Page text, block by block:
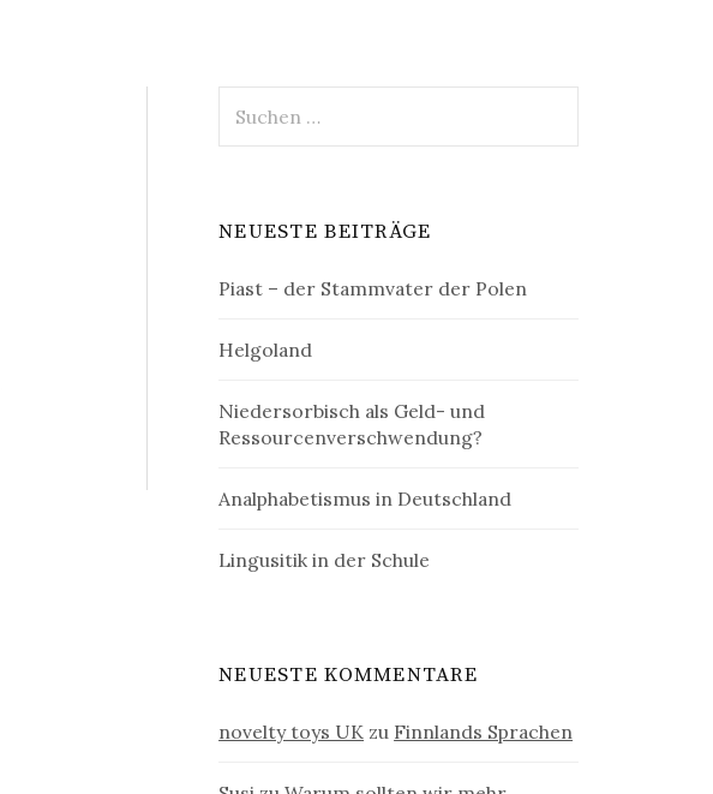
nach:
NEUESTE BEITRÄGE
Piast – der Stammvater der Polen
Helgoland
Niedersorbisch als Geld- und
Ressourcenverschwendung?
Analphabetismus in Deutschland
Lingusitik in der Schule
NEUESTE KOMMENTARE
novelty toys UK zu Finnlands Sprachen